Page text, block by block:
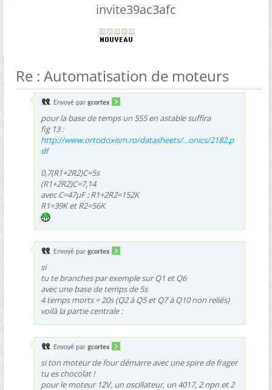
invite39ac3afc
Re : Automatisation de moteurs
Envoyé par gcortex
pour la base de temps un 555 en astable suffira
fig 13 :
http://www.ortodoxism.ro/datasheets/...onics/2182.p
df
0,7(R1+2R2)C=5s
(R1+2R2)C=7,14
avec C=47µF : R1+2R2=152K
R1=39K et R2=56K
Envoyé par gcortex
si
tu te branches par exemple sur Q1 et Q6
avec une base de temps de 5s
4 temps morts = 20s (Q2 à Q5 et Q7 à Q10 non reliés)
voilà la partie centrale :
Envoyé par gcortex
si ton moteur de four démarre avec une spire de frager
tu es chocolat !
pour le moteur 12V, un oscillateur, un 4017, 2 npn et 2